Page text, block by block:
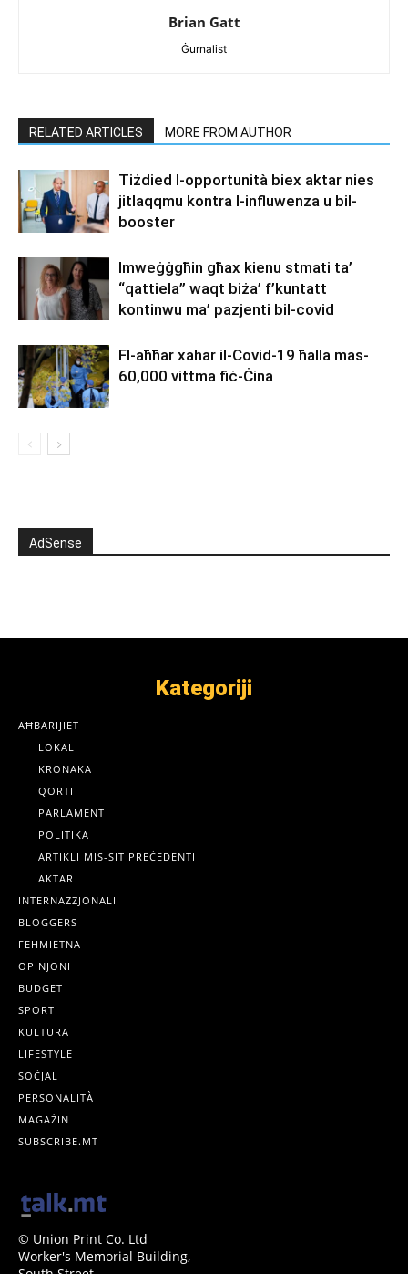
Brian Gatt
Ġurnalist
RELATED ARTICLES MORE FROM AUTHOR
Tiżdied l-opportunità biex aktar nies
jitlaqqmu kontra l-influwenza u bil-
booster
Imweġġgħin għax kienu stmati ta’
“qattiela” waqt biża’ f’kuntatt
kontinwu ma’ pazjenti bil-covid
Fl-aħħar xahar il-Covid-19 ħalla mas-
60,000 vittma fiċ-Ċina
AdSense
Kategoriji
AĦBARIJIET
LOKALI
KRONAKA
QORTI
PARLAMENT
POLITIKA
ARTIKLI MIS-SIT PREĊEDENTI
AKTAR
INTERNAZZJONALI
BLOGGERS
FEHMIETNA
OPINJONI
BUDGET
SPORT
KULTURA
LIFESTYLE
SOĊJAL
PERSONALITÀ
MAGAŻIN
SUBSCRIBE.MT
© Union Print Co. Ltd
Worker's Memorial Building,